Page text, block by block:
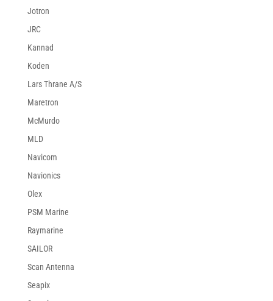
Jotron
JRC
Kannad
Koden
Lars Thrane A/S
Maretron
McMurdo
MLD
Navicom
Navionics
Olex
PSM Marine
Raymarine
SAILOR
Scan Antenna
Seapix